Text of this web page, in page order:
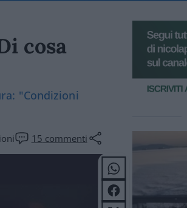
cosa
"Condizioni
15 commenti